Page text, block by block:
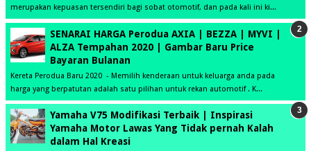
merupakan kepuasan tersendiri bagi sobat otomotif, dan pada kali ini ki...
SENARAI HARGA Perodua AXIA | BEZZA | MYVI |
ALZA Tempahan 2020 | Gambar Baru Price
Bayaran Bulanan
Kereta Perodua Baru 2020 - Memilih kenderaan untuk keluarga anda pada
harga yang berpatutan adalah satu pilihan untuk rekan automotif . K...
Yamaha V75 Modifikasi Terbaik | Inspirasi
Yamaha Motor Lawas Yang Tidak pernah Kalah
dalam Hal Kreasi